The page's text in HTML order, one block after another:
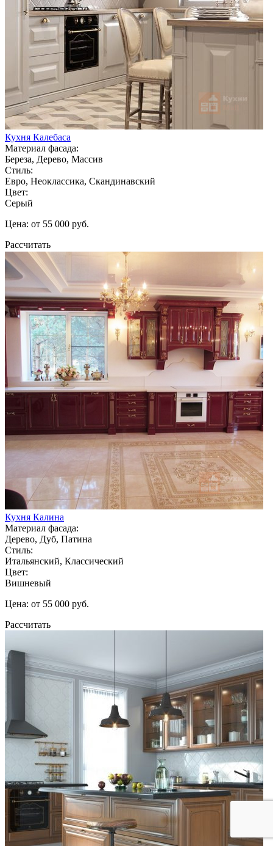
Кухня Калебаса
Материал фасада:
Береза, Дерево, Массив
Стиль:
Евро, Неоклассика, Скандинавский
Цвет:
Серый
Цена: от 55 000 руб.
Рассчитать
Кухня Калина
Материал фасада:
Дерево, Дуб, Патина
Стиль:
Итальянский, Классический
Цвет:
Вишневый
Цена: от 55 000 руб.
Рассчитать